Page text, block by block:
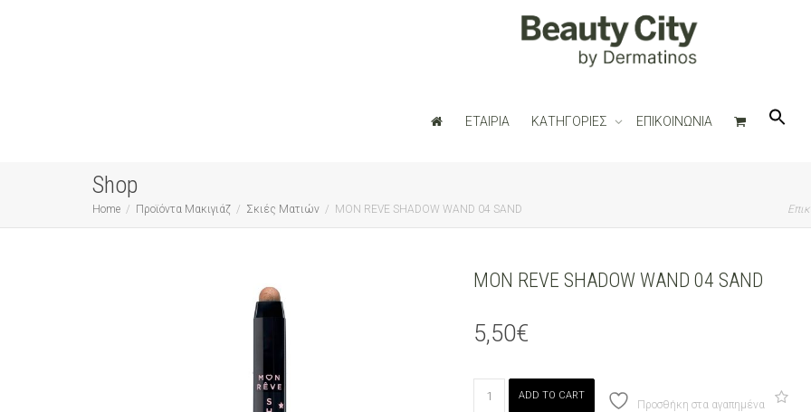
ΕΤΑΙΡΙΑ ΚΑΤΗΓΟΡΙΕΣ ΕΠΙΚΟΙΝΩΝΙΑ
Shop
Home Προϊόντα Μακιγιάζ Σκιές Ματιών MON REVE SHADOW WAND 04 SAND
MON REVE SHADOW WAND 04 SAND
5,50€
REVE
ADD TO CART
Προσθήκη στα αγαπημένα